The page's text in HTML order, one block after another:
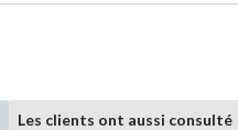
Les clients ont aussi consulté